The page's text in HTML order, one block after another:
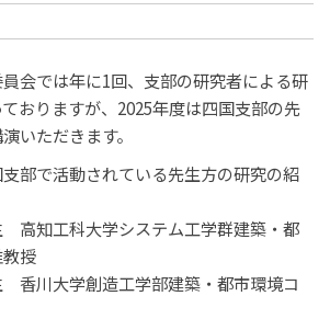
会では年に1回、支部の研究者による研
おりますが、2025年度は四国支部の先
いただきます。
部で活動されている先生方の研究の紹
高知工科大学システム工学群建築・都
授
大学創造工学部建築・都市環境コ